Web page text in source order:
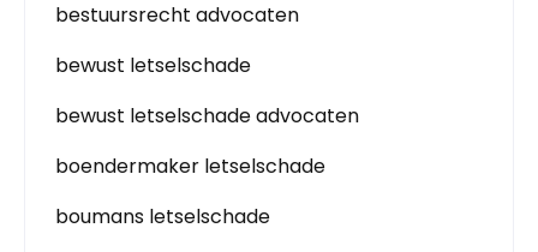
bestuursrecht advocaten
bewust letselschade
bewust letselschade advocaten
boendermaker letselschade
boumans letselschade